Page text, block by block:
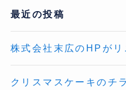
最近の投稿
株式会社末広のHPが
クリスマスケーキのチ